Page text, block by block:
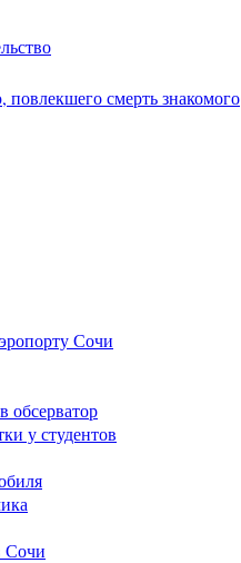
смерть знакомого
Сочи
обсерватор
у студентов
Сочи